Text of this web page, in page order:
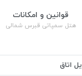
قوانین و امکانات
هتل سمپاتی قبرس شمالی
اتاق